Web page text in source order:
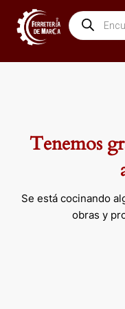
contenido
Búsqueda
de
productos
Tenemos
Se está cocinando
obras y